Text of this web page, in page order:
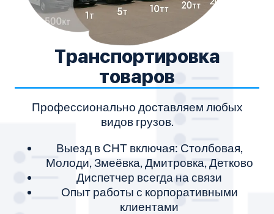
Транспортировка
товаров
Профессионально доставляем любых
видов грузов.
Выезд в СНТ включая: Столбовая,
Молоди, Змеёвка, Дмитровка, Детково
Диспетчер всегда на связи
Опыт работы с корпоративными
клиентами